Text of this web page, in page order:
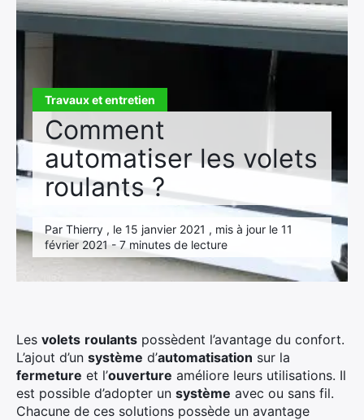
Travaux et entretien
Comment
automatiser les volets
roulants ?
Par Thierry , le 15 janvier 2021 , mis à jour le 11
février 2021 - 7 minutes de lecture
Les volets roulants possèdent l’avantage du confort.
L’ajout d’un système d’automatisation sur la
fermeture et l’ouverture améliore leurs utilisations. Il
est possible d’adopter un système avec ou sans fil.
Chacune de ces solutions possède un avantage